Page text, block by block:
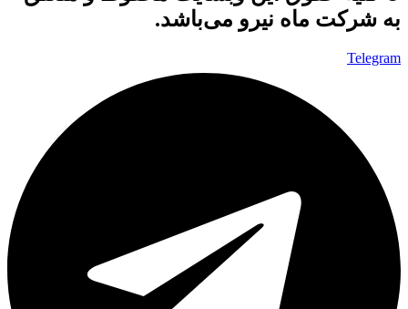
به شرکت ماه نیرو می‌باشد.
Telegram